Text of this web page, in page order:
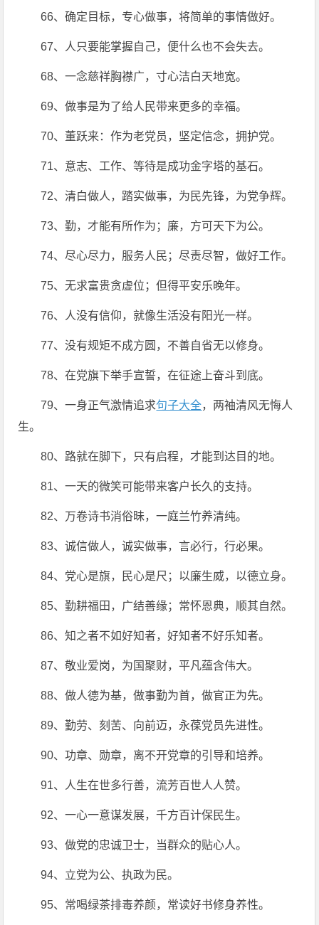
66、确定目标，专心做事，将简单的事情做好。
67、人只要能掌握自己，便什么也不会失去。
68、一念慈祥胸襟广，寸心洁白天地宽。
69、做事是为了给人民带来更多的幸福。
70、董跃来：作为老党员，坚定信念，拥护党。
71、意志、工作、等待是成功金字塔的基石。
72、清白做人，踏实做事，为民先锋，为党争辉。
73、勤，才能有所作为；廉，方可天下为公。
74、尽心尽力，服务人民；尽责尽智，做好工作。
75、无求富贵贪虚位；但得平安乐晚年。
76、人没有信仰，就像生活没有阳光一样。
77、没有规矩不成方圆，不善自省无以修身。
78、在党旗下举手宣誓，在征途上奋斗到底。
79、一身正气激情追求句子大全，两袖清风无悔人
生。
80、路就在脚下，只有启程，才能到达目的地。
81、一天的微笑可能带来客户长久的支持。
82、万卷诗书消俗昧，一庭兰竹养清纯。
83、诚信做人，诚实做事，言必行，行必果。
84、党心是旗，民心是尺；以廉生威，以德立身。
85、勤耕福田，广结善缘；常怀恩典，顺其自然。
86、知之者不如好知者，好知者不好乐知者。
87、敬业爱岗，为国聚财，平凡蕴含伟大。
88、做人德为基，做事勤为首，做官正为先。
89、勤劳、刻苦、向前迈，永葆党员先进性。
90、功章、勋章，离不开党章的引导和培养。
91、人生在世多行善，流芳百世人人赞。
92、一心一意谋发展，千方百计保民生。
93、做党的忠诚卫士，当群众的贴心人。
94、立党为公、执政为民。
95、常喝绿茶排毒养颜，常读好书修身养性。